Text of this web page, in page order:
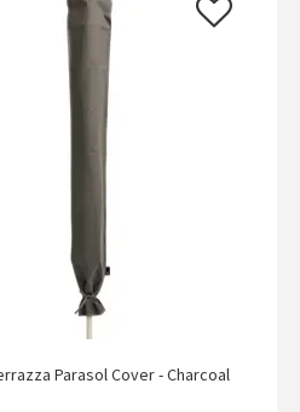
Parasol Cover - Charcoal